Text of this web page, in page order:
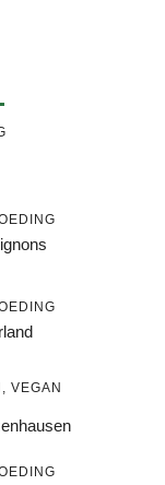
, VEGAN